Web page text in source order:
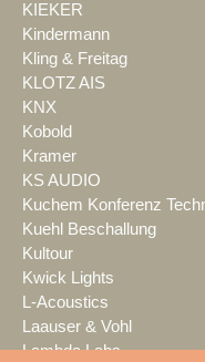
KIEKER
Kindermann
Kling & Freitag
KLOTZ AIS
KNX
Kobold
Kramer
KS AUDIO
Kuchem Konferenz
Kuehl Beschallung
Kultour
Kwick Lights
L-Acoustics
Laauser & Vohl
Lambda Labs